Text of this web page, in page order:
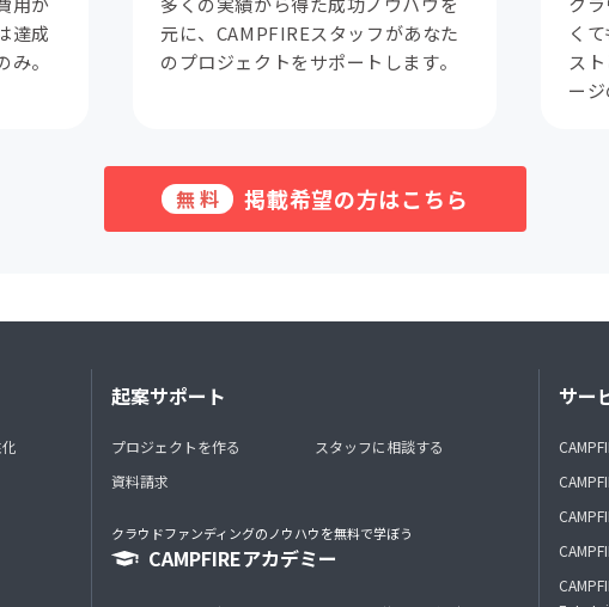
達成
。
元に、CAMPFIREスタッフがあなた
のプロジェクトをサポートします。
く
ス
ー
無料 掲載希望の方はこちら
起案サポート
プロジェクトを作る
資料請求
スタッフに相談する
クラウドファンディングのノウハウを無料で学ぼう
CAMPFIREアカデミー
サー